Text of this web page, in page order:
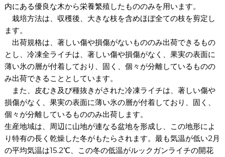
内にある優良な木から栄養繁殖したもののみを用います。
栽培方法は、収穫後、大きな枝を含めほぼ全ての枝を剪定し
ます。
出荷規格は、著しい傷や損傷がないもののみ出荷できるもの
とし、冷凍全ライチは、著しい傷や損傷がなく、果実の表面に
薄い氷の層が付着しており、固く、個々が分離しているものの
み出荷できることとしています。
また、皮むき及び種抜きがされた冷凍ライチは、著しい傷や
損傷がなく、果実の表面に薄い氷の層が付着しており、固く、
個々が分離しているもののみ出荷します。
生産地域は、周辺に山地が連なる盆地を形成し、この地形によ
り特有の長く乾燥した冬がもたらされます。最も気温が低い2月
の平均気温は15.2℃、この冬の低温がルックガンライチの開花